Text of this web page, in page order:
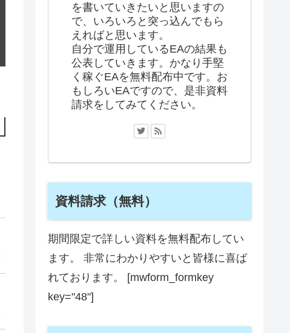
を書いていきたいと思いますの
で、いろいろと突っ込んでもら
えればと思います。
自分で運用しているEAの結果も
公表していきます。かなり手堅
く稼ぐEAを無料配布中です。お
もしろいEAですので、是非資料
請求をしてみてください。
資料請求（無料）
期間限定で詳しい資料を無料配布してい
ます。 非常にわかりやすいと皆様に喜ば
れております。 [mwform_formkey
key="48"]